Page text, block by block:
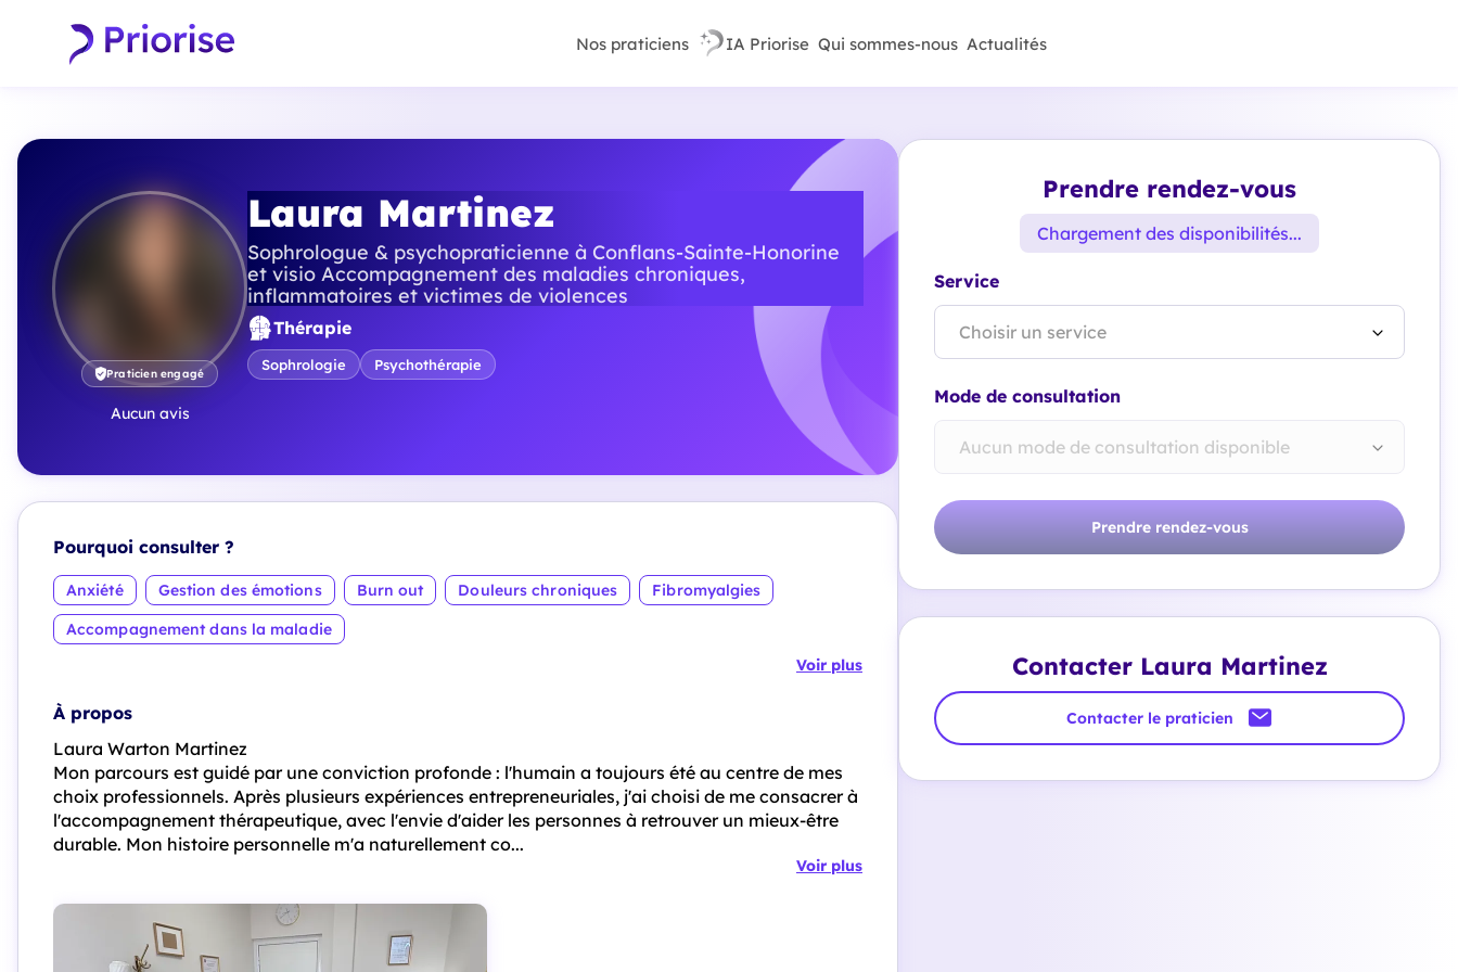
Nos praticiens IA Priorise Qui sommes-nous Actualités
Praticien engagé
Aucun avis
Laura Martinez
Sophrologue & psychopraticienne à Conflans-Sainte-Honorine
et visio Accompagnement des maladies chroniques,
inflammatoires et victimes de violences
Thérapie
Sophrologie Psychothérapie
Pourquoi consulter ?
Anxiété Gestion des émotions Burn out Douleurs chroniques
Fibromyalgies
Accompagnement dans la maladie
Voir plus
À propos
Laura Warton Martinez
Mon parcours est guidé par une conviction profonde : l'humain a toujours été au centre de mes
choix professionnels. Après plusieurs expériences entrepreneuriales, j'ai choisi de me consacrer à
l'accompagnement thérapeutique, avec l'envie d'aider les personnes à retrouver un mieux-être
durable. Mon histoire personnelle m'a naturellement co...
Voir plus
Prendre rendez-vous
Chargement des disponibilités...
Service
Choisir un service
Mode de consultation
Aucun mode de consultation disponible
Prendre rendez-vous
Contacter Laura Martinez
Contacter le praticien